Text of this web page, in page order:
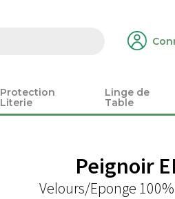
Protection
Literie
Linge de
Table
Peignoir
Velours/Eponge